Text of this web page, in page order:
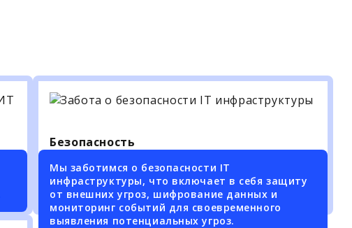
Безопасность
Мы заботимся о безопасности IT
инфраструктуры, что включает в себя защиту
от внешних угроз, шифрование данных и
мониторинг событий для своевременного
выявления потенциальных угроз.